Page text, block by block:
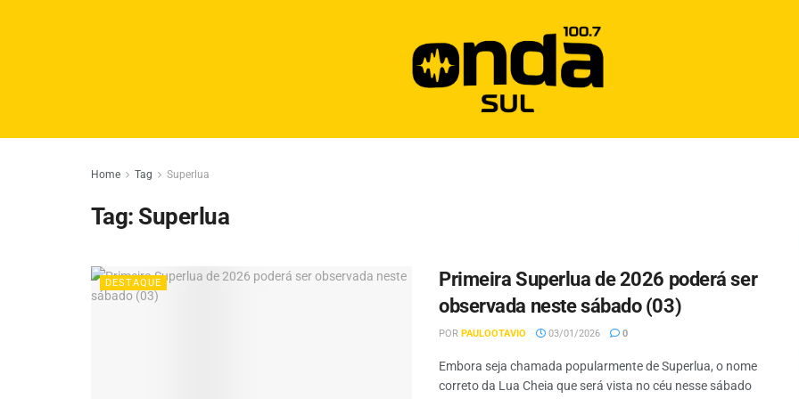
Home Tag Superlua
Tag: Superlua
DESTAQUE
Primeira Superlua de 2026 poderá ser
observada neste sábado (03)
POR PAULOOTAVIO 03/01/2026 0
Embora seja chamada popularmente de Superlua, o nome
correto da Lua Cheia que será vista no céu nesse sábado